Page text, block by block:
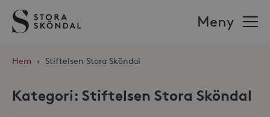
Stora
Sköndal
Meny
Hem › Stiftelsen Stora Sköndal
Kategori: Stiftelsen Stora Sköndal